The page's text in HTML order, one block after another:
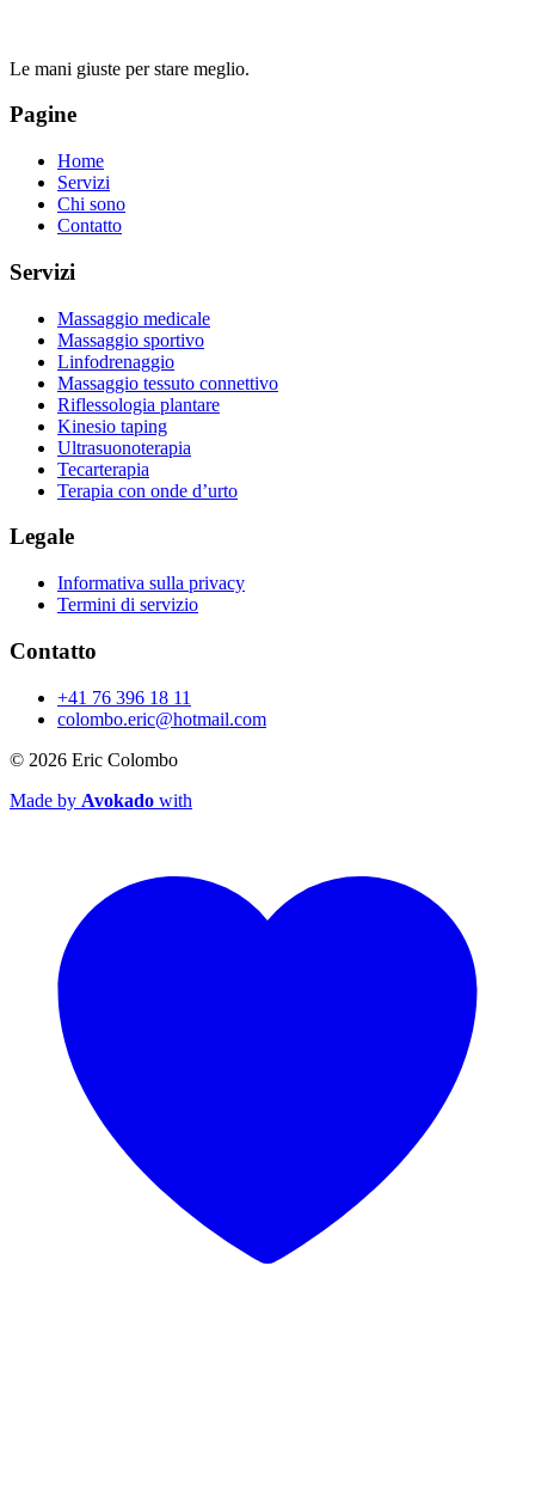
Le mani giuste per stare meglio.
Pagine
Home
Servizi
Chi sono
Contatto
Servizi
Massaggio medicale
Massaggio sportivo
Linfodrenaggio
Massaggio tessuto connettivo
Riflessologia plantare
Kinesio taping
Ultrasuonoterapia
Tecarterapia
Terapia con onde d’urto
Legale
Informativa sulla privacy
Termini di servizio
Contatto
+41 76 396 18 11
colombo.eric@hotmail.com
© 2026 Eric Colombo
Made by Avokado with